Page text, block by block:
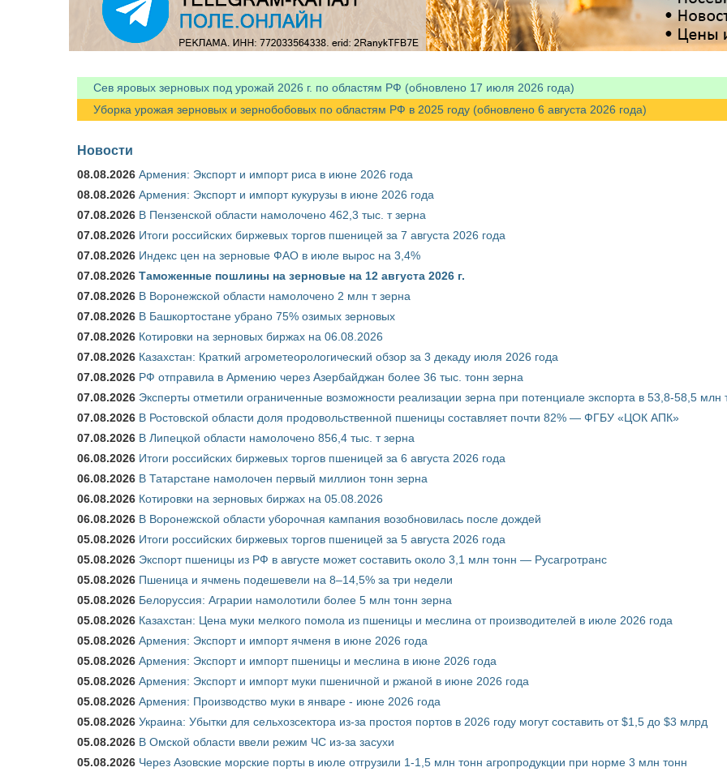
Сев яровых зерновых под урожай 2026 г. по областям РФ (обновлено 17 июля 2026 года)
Уборка урожая зерновых и зернобобовых по областям РФ в 2025 году (обновлено 6 августа 2026 года)
Новости
08.08.2026 Армения: Экспорт и импорт риса в июне 2026 года
08.08.2026 Армения: Экспорт и импорт кукурузы в июне 2026 года
07.08.2026 В Пензенской области намолочено 462,3 тыс. т зерна
07.08.2026 Итоги российских биржевых торгов пшеницей за 7 августа 2026 года
07.08.2026 Индекс цен на зерновые ФАО в июле вырос на 3,4%
07.08.2026 Таможенные пошлины на зерновые на 12 августа 2026 г.
07.08.2026 В Воронежской области намолочено 2 млн т зерна
07.08.2026 В Башкортостане убрано 75% озимых зерновых
07.08.2026 Котировки на зерновых биржах на 06.08.2026
07.08.2026 Казахстан: Краткий агрометеорологический обзор за 3 декаду июля 2026 года
07.08.2026 РФ отправила в Армению через Азербайджан более 36 тыс. тонн зерна
07.08.2026 Эксперты отметили ограниченные возможности реализации зерна при потенциале экспорта в 53,8-58,5 млн
07.08.2026 В Ростовской области доля продовольственной пшеницы составляет почти 82% — ФГБУ «ЦОК АПК»
07.08.2026 В Липецкой области намолочено 856,4 тыс. т зерна
06.08.2026 Итоги российских биржевых торгов пшеницей за 6 августа 2026 года
06.08.2026 В Татарстане намолочен первый миллион тонн зерна
06.08.2026 Котировки на зерновых биржах на 05.08.2026
06.08.2026 В Воронежской области уборочная кампания возобновилась после дождей
05.08.2026 Итоги российских биржевых торгов пшеницей за 5 августа 2026 года
05.08.2026 Экспорт пшеницы из РФ в августе может составить около 3,1 млн тонн — Русагротранс
05.08.2026 Пшеница и ячмень подешевели на 8–14,5% за три недели
05.08.2026 Белоруссия: Аграрии намолотили более 5 млн тонн зерна
05.08.2026 Казахстан: Цена муки мелкого помола из пшеницы и меслина от производителей в июле 2026 года
05.08.2026 Армения: Экспорт и импорт ячменя в июне 2026 года
05.08.2026 Армения: Экспорт и импорт пшеницы и меслина в июне 2026 года
05.08.2026 Армения: Экспорт и импорт муки пшеничной и ржаной в июне 2026 года
05.08.2026 Армения: Производство муки в январе - июне 2026 года
05.08.2026 Украина: Убытки для сельхозсектора из-за простоя портов в 2026 году могут составить от $1,5 до $3 млрд
05.08.2026 В Омской области ввели режим ЧС из-за засухи
05.08.2026 Через Азовские морские порты в июле отгрузили 1-1,5 млн тонн агропродукции при норме 3 млн тонн